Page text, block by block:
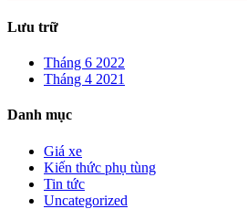
Lưu trữ
Tháng 6 2022
Tháng 4 2021
Danh mục
Giá xe
Kiến thức phụ tùng
Tin tức
Uncategorized